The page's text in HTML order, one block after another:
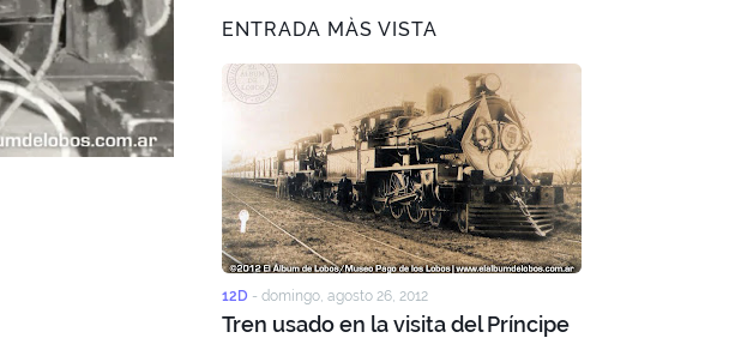
ENTRADA MÀS VISTA
12D - domingo, agosto 26, 2012
Tren usado en la visita del Príncipe